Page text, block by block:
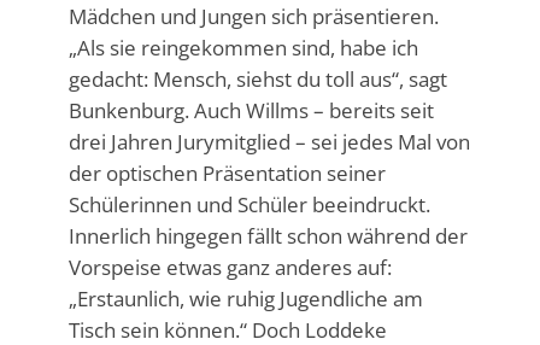
Mädchen und Jungen sich präsentieren.
„Als sie reingekommen sind, habe ich
gedacht: Mensch, siehst du toll aus“, sagt
Bunkenburg. Auch Willms – bereits seit
drei Jahren Jurymitglied – sei jedes Mal von
der optischen Präsentation seiner
Schülerinnen und Schüler beeindruckt.
Innerlich hingegen fällt schon während der
Vorspeise etwas ganz anderes auf:
„Erstaunlich, wie ruhig Jugendliche am
Tisch sein können.“ Doch Loddeke